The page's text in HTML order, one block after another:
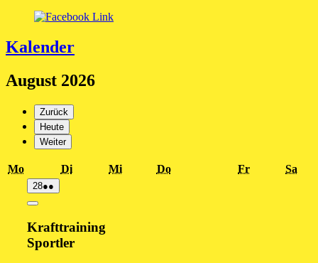
Kalender
August 2026
Zurück
Heute
Weiter
MoMontag DiDienstagMiMittwoch
DoDonnerstag FrFreitag Sa
2828.
Juli
●●
Veranstaltungen)
Close
Krafttraining
Sportler